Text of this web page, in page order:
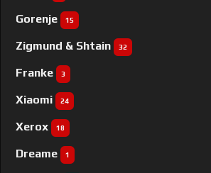
Gorenje 15
Zigmund & Shtain 32
Franke 3
Xiaomi 24
Xerox 18
Dreame 1